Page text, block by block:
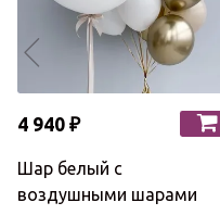
4 940 ₽
Шар белый с
воздушными шарами